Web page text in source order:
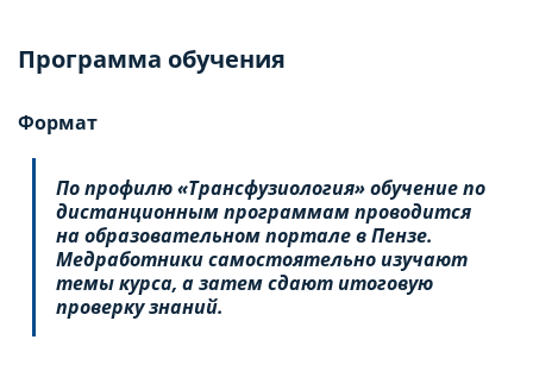
Программа обучения
Формат
По профилю «Трансфузиология» обучение по
дистанционным программам проводится
на образовательном портале в Пензе.
Медработники самостоятельно изучают
темы курса, а затем сдают итоговую
проверку знаний.